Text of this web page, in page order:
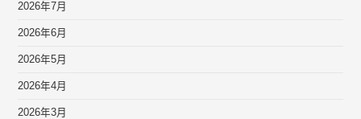
2026年7月
2026年6月
2026年5月
2026年4月
2026年3月